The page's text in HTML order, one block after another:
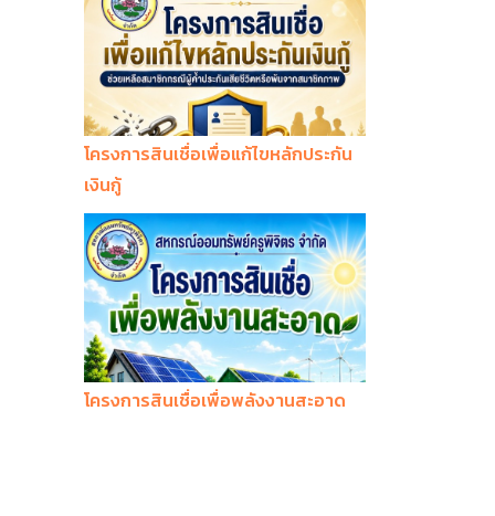
โครงการสินเชื่อเพื่อแก้ไขหลักประกัน
เงินกู้
โครงการสินเชื่อเพื่อพลังงานสะอาด